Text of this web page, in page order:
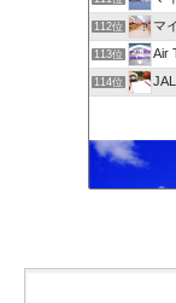
112位 マ
113位 Air
114位